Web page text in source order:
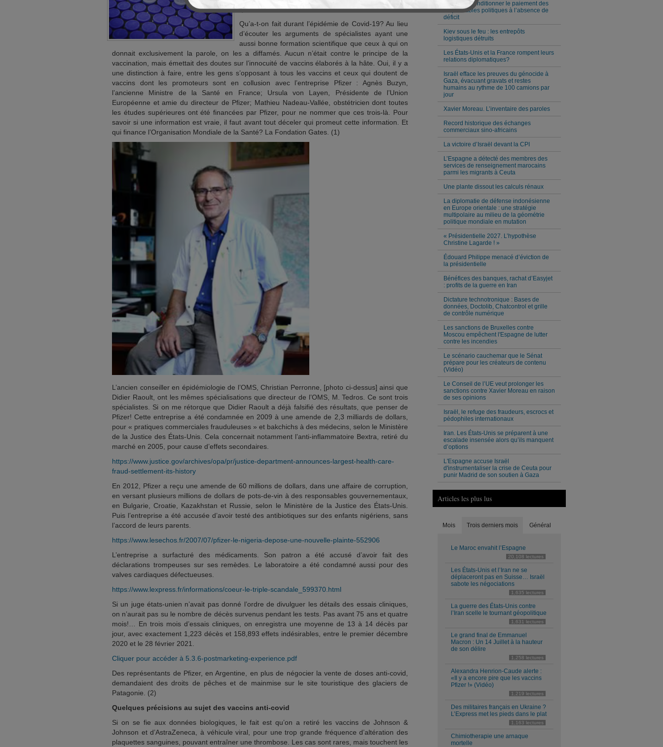
que ce soit.
Qu’a-t-on fait durant l’épidémie de Covid-19? Au lieu
d’écouter les arguments de spécialistes ayant une
aussi bonne formation scientifique que ceux à qui on
donnait exclusivement la parole, on les a diffamés. Aucun n’était contre le principe de la
vaccination, mais émettait des doutes sur l’innocuité de vaccins élaborés à la hâte. Oui, il y a
une distinction à faire, entre les gens s’opposant à tous les vaccins et ceux qui doutent de
vaccins dont les promoteurs sont en collusion avec l’entreprise Pfizer : Agnès Buzyn,
l’ancienne Ministre de la Santé en France; Ursula von Layen, Présidente de l’Union
Européenne et amie du directeur de Pfizer; Mathieu Nadeau-Vallée, obstétricien dont toutes
les études supérieures ont été financées par Pfizer, pour ne nommer que ces trois-là. Pour
savoir si une information est vraie, il faut avant tout déceler qui promeut cette information. Et
qui finance l’Organisation Mondiale de la Santé? La Fondation Gates. (1)
L’ancien conseiller en épidémiologie de l’OMS, Christian Perronne, [photo ci-dessus] ainsi que
Didier Raoult, ont les mêmes spécialisations que directeur de l’OMS, M. Tedros. Ce sont trois
spécialistes. Si on me rétorque que Didier Raoult a déjà falsifié des résultats, que penser de
Pfizer! Cette entreprise a été condamnée en 2009 à une amende de 2,3 milliards de dollars,
pour « pratiques commerciales frauduleuses » et bakchichs à des médecins, selon le Ministère
de la Justice des États-Unis. Cela concernait notamment l’anti-inflammatoire Bextra, retiré du
marché en 2005, pour cause d’effets secondaires.
https://www.justice.gov/archives/opa/pr/justice-department-announces-largest-health-care-
fraud-settlement-its-history
En 2012, Pfizer a reçu une amende de 60 millions de dollars, dans une affaire de corruption,
en versant plusieurs millions de dollars de pots-de-vin à des responsables gouvernementaux,
en Bulgarie, Croatie, Kazakhstan et Russie, selon le Ministère de la Justice des États-Unis.
Puis l’entreprise a été accusée d’avoir testé des antibiotiques sur des enfants nigériens, sans
l’accord de leurs parents.
https://www.lesechos.fr/2007/07/pfizer-le-nigeria-depose-une-nouvelle-plainte-552906
L’entreprise a surfacturé des médicaments. Son patron a été accusé d’avoir fait des
déclarations trompeuses sur ses remèdes. Le laboratoire a été condamné aussi pour des
valves cardiaques défectueuses.
https://www.lexpress.fr/informations/coeur-le-triple-scandale_599370.html
Si un juge états-unien n’avait pas donné l’ordre de divulguer les détails des essais cliniques,
on n’aurait pas su le nombre de décès survenus pendant les tests. Pas avant 75 ans et quatre
mois!… En trois mois d’essais cliniques, on enregistra une moyenne de 13 à 14 décès par
jour, avec exactement 1,223 décès et 158,893 effets indésirables, entre le premier décembre
2020 et le 28 février 2021.
Cliquer pour accéder à 5.3.6-postmarketing-experience.pdf
Des représentants de Pfizer, en Argentine, en plus de négocier la vente de doses anti-covid,
demandaient des droits de pêches et de mainmise sur le site touristique des glaciers de
Patagonie. (2)
Quelques précisions au sujet des vaccins anti-covid
Si on se fie aux données biologiques, le fait est qu’on a retiré les vaccins de Johnson &
Johnson et d’AstraZeneca, à véhicule viral, pour une trop grande fréquence d’altération des
plaquettes sanguines, pouvant entraîner une thrombose. Les cas sont rares, mais touchent les
Milei veut conditionner le paiement des
responsables politiques à l’absence de
déficit
Kiev sous le feu : les entrepôts
logistiques détruits
Les États-Unis et la France rompent leurs
relations diplomatiques?
Israël efface les preuves du génocide à
Gaza, évacuant gravats et restes
humains au rythme de 100 camions par
jour
Xavier Moreau. L’inventaire des paroles
Record historique des échanges
commerciaux sino-africains
La victoire d’Israël devant la CPI
L’Espagne a détecté des membres des
services de renseignement marocains
parmi les migrants à Ceuta
Une plante dissout les calculs rénaux
La diplomatie de défense indonésienne
en Europe orientale : une stratégie
multipolaire au milieu de la géométrie
politique mondiale en mutation
« Présidentielle 2027. L’hypothèse
Christine Lagarde ! »
Édouard Philippe menacé d’éviction de
la présidentielle
Bénéfices des banques, rachat d’Easyjet
: profits de la guerre en Iran
Dictature technotronique : Bases de
données, Doctolib, Chatcontrol et grille
de contrôle numérique
Les sanctions de Bruxelles contre
Moscou empêchent l'Espagne de lutter
contre les incendies
Le scénario cauchemar que le Sénat
prépare pour les créateurs de contenu
(Vidéo)
Le Conseil de l’UE veut prolonger les
sanctions contre Xavier Moreau en raison
de ses opinions
Israël, le refuge des fraudeurs, escrocs et
pédophiles internationaux
Iran. Les États-Unis se préparent à une
escalade insensée alors qu’ils manquent
d’options
L'Espagne accuse Israël
d'instrumentaliser la crise de Ceuta pour
punir Madrid de son soutien à Gaza
Articles les plus lus
Mois Trois derniers mois Général
Le Maroc envahit l’Espagne
20,108 lectures
Les États-Unis et l’Iran ne se
déplaceront pas en Suisse… Israël
sabote les négociations
1,635 lectures
La guerre des États-Unis contre
l’Iran scelle le tournant géopolitique
1,631 lectures
Le grand final de Emmanuel
Macron : Un 14 Juillet à la hauteur
de son délire
1,258 lectures
Alexandra Henrion-Caude alerte :
«Il y a encore pire que les vaccins
Pfizer !» (Vidéo)
1,219 lectures
Des militaires français en Ukraine ?
L’Express met les pieds dans le plat
1,163 lectures
Chimiotherapie une arnaque
mortelle